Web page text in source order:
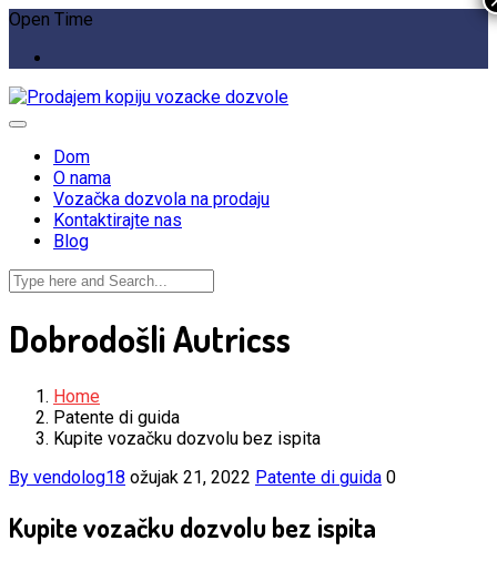
Open Time
Dom
O nama
Vozačka dozvola na prodaju
Kontaktirajte nas
Blog
Dobrodošli Autricss
Home
Patente di guida
Kupite vozačku dozvolu bez ispita
By vendolog18 ožujak 21, 2022 Patente di guida 0
Kupite vozačku dozvolu bez ispita